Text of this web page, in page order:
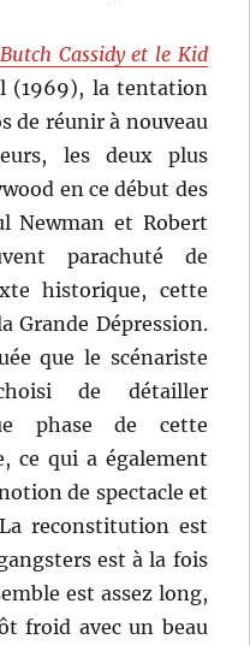
Butch Cassidy et le Kid
(1969), la tentation
de réunir à nouveau
les deux plus
en ce début des
Newman et Robert
parachuté de
historique, cette
Grande Dépression.
que le scénariste
de détailler
phase de cette
ce qui a également
de spectacle et
reconstitution est
est à la fois
est assez long,
froid avec un beau